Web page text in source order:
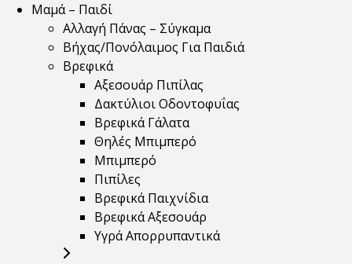
Μαμά – Παιδί
Αλλαγή Πάνας – Σύγκαμα
Βήχας/Πονόλαιμος Για Παιδιά
Βρεφικά
Αξεσουάρ Πιπίλας
Δακτύλιοι Οδοντοφυΐας
Βρεφικά Γάλατα
Θηλές Μπιμπερό
Μπιμπερό
Πιπίλες
Βρεφικά Παιχνίδια
Βρεφικά Αξεσουάρ
Υγρά Απορρυπαντικά